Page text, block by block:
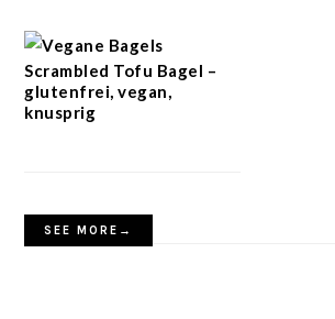
Scrambled Tofu Bagel –
glutenfrei, vegan,
knusprig
SEE MORE→